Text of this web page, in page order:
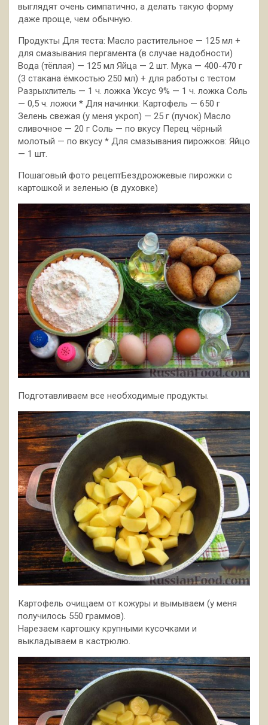
выглядят очень симпатично, а делать такую форму
даже проще, чем обычную.
Продукты Для теста: Масло растительное — 125 мл +
для смазывания пергамента (в случае надобности)
Вода (тёплая) — 125 мл Яйца — 2 шт. Мука — 400-470 г
(3 стакана ёмкостью 250 мл) + для работы с тестом
Разрыхлитель — 1 ч. ложка Уксус 9% — 1 ч. ложка Соль
— 0,5 ч. ложки * Для начинки: Картофель — 650 г
Зелень свежая (у меня укроп) — 25 г (пучок) Масло
сливочное — 20 г Соль — по вкусу Перец чёрный
молотый — по вкусу * Для смазывания пирожков: Яйцо
— 1 шт.
Пошаговый фото рецептБездрожжевые пирожки с
картошкой и зеленью (в духовке)
Подготавливаем все необходимые продукты.
Картофель очищаем от кожуры и вымываем (у меня
получилось 550 граммов).
Нарезаем картошку крупными кусочками и
выкладываем в кастрюлю.